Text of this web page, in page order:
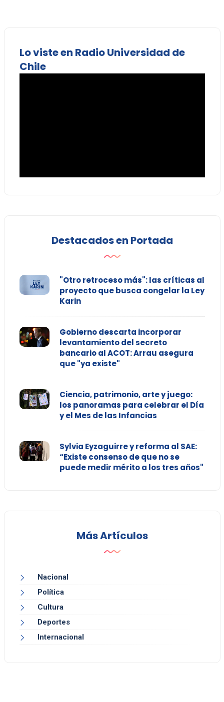
Lo viste en Radio Universidad de
Chile
Destacados en Portada
"Otro retroceso más": las críticas al
proyecto que busca congelar la Ley
Karin
Gobierno descarta incorporar
levantamiento del secreto
bancario al ACOT: Arrau asegura
que "ya existe"
Ciencia, patrimonio, arte y juego:
los panoramas para celebrar el Día
y el Mes de las Infancias
Sylvia Eyzaguirre y reforma al SAE:
“Existe consenso de que no se
puede medir mérito a los tres años"
Más Artículos
Nacional
Política
Cultura
Deportes
Internacional